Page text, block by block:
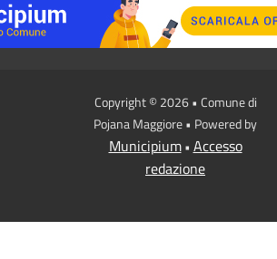
Copyright © 2026 • Comune di
Pojana Maggiore • Powered by
Municipium• Accesso
redazione